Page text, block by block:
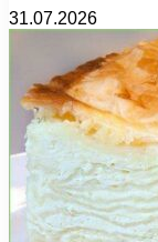
31.07.2026